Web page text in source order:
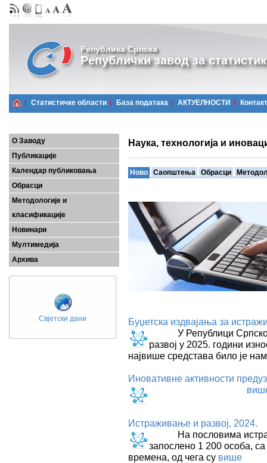
Република Српска
Републички завод за
Статистичке области Базa података АКТУЕЛНОСТИ Контакт
О Заводу
Публикације
Календар публиковања
Обрасци
Методологије и
класификације
Новинари
Мултимедија
Архива
Свјетски дани
Наука, технологија и
Ново Саопштења Обрасци
Буџетска издвајања за
У Републици Српској,
развој у 2025. години
највише средстава било је
Иновативне активности
Истраживање и развој, 2024.
На пословима
запослено 1 200 особа,
времена, од чега су више